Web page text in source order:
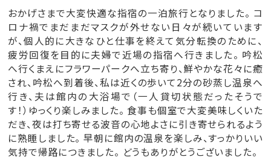
おかげさまで大変快適な指宿の一泊旅行となりました。 コ
ロナ禍でまだまだマスクが外せない日々が続いています
が、個人的に大きなひと仕事を終えて気分転換のために、
疲労回復を目的に夫婦で近場の指宿へ行きました。 吟松
へ行くまえにフラワーパークへ立ち寄り、鮮やかな花々に癒
され、吟松へ到着後、私は近くの歩いて2分の砂蒸し温泉へ
行き、夫は館内の大浴場で（一人貸切状態だったそうで
す！）ゆっくり楽しみました。 食事も個室で大変美味しくいた
だき、夜は打ち寄せる波音の心地よさに引き寄せられるよう
に熟睡しました。 早朝に館内の温泉を楽しみ、すっかりいい
気持で帰路につきました。 どうもありがとうございました。